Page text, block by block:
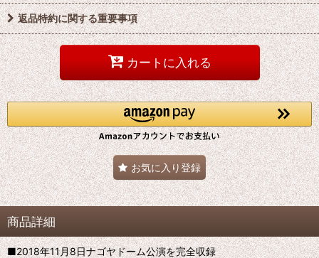
返品特約に関する重要事項
カートに入れる
お気に入り登録
商品詳細
■2018年11月8日ナゴヤドーム公演を完全収録